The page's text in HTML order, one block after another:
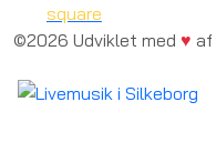
square
©2026 Udviklet med ♥ af